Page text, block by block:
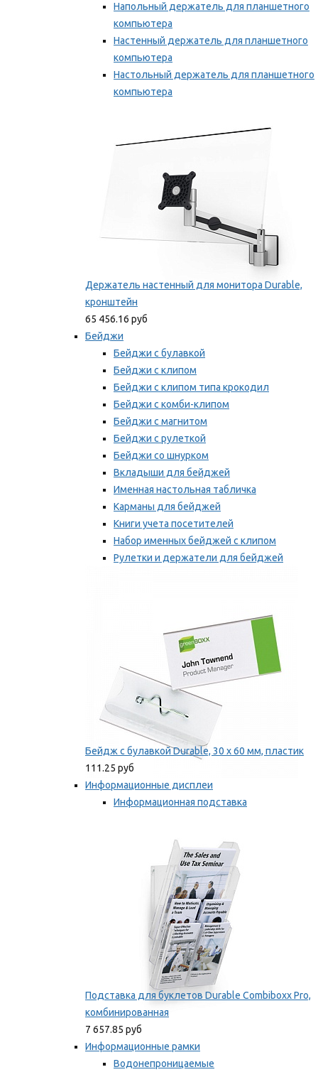
Напольный держатель для планшетного
компьютера
Настенный держатель для планшетного
компьютера
Настольный держатель для планшетного
компьютера
Держатель настенный для монитора Durable,
кронштейн
65 456.16 руб
Бейджи
Бейджи с булавкой
Бейджи с клипом
Бейджи с клипом типа крокодил
Бейджи с комби-клипом
Бейджи с магнитом
Бейджи с рулеткой
Бейджи со шнурком
Вкладыши для бейджей
Именная настольная табличка
Карманы для бейджей
Книги учета посетителей
Набор именных бейджей с клипом
Рулетки и держатели для бейджей
Бейдж с булавкой Durable, 30 х 60 мм, пластик
111.25 руб
Информационные дисплеи
Информационная подставка
Подставка для буклетов Durable Combiboxx Pro,
комбинированная
7 657.85 руб
Информационные рамки
Водонепроницаемые